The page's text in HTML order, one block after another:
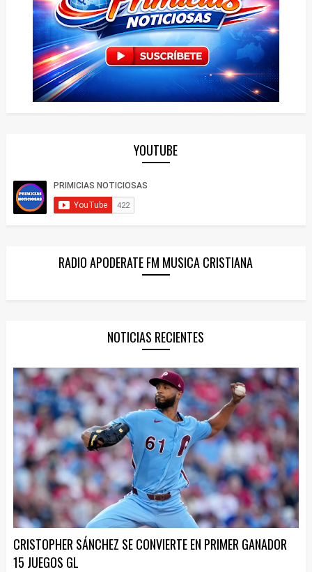
YOUTUBE
RADIO APODERATE FM MUSICA CRISTIANA
NOTICIAS RECIENTES
CRISTOPHER SÁNCHEZ SE CONVIERTE EN PRIMER GANADOR
15 JUEGOS GL